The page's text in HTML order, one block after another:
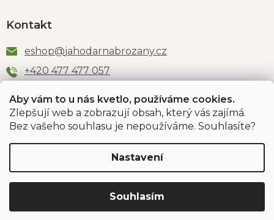
Aby vám to u nás kvetlo, používáme cookies.
Zlepšují web a zobrazují obsah, který vás zajímá.
Bez vašeho souhlasu je nepoužíváme. Souhlasíte?
Nastavení
Souhlasím
Kontakt
eshop@jahodarnabrozany.cz
+420 477 477 057
Odběr newsletteru
PŘIHLÁSIT SE